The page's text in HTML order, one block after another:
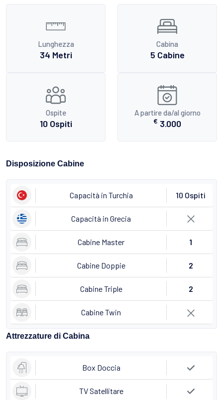
Lunghezza
34 Metri
Cabina
5 Cabine
Ospite
10 Ospiti
A partire da/al giorno
€ 3.000
Disposizione Cabine
Capacità in Turchia 10 Ospiti
Capacità in Grecia
Cabine Master 1
Cabine Doppie 2
Cabine Triple 2
Cabine Twin
Attrezzature di Cabina
Box Doccia
TV Satellitare